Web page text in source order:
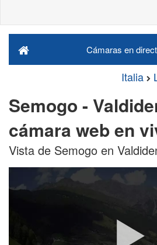
Cámaras en
Italia
Semogo -
cámara web en
Vista de Semogo en